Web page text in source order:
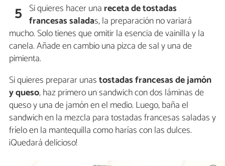
5 Si quieres hacer una receta de tostadas
francesas saladas, la preparación no variará
mucho. Solo tienes que omitir la esencia de vainilla y la
canela. Añade en cambio una pizca de sal y una de
pimienta.
Si quieres preparar unastostadas francesas de jamón
y queso, haz primero un sandwich con dos láminas de
queso y una de jamón en el medio. Luego, baña el
sandwich en la mezcla para tostadas francesas saladas y
fríelo en la mantequilla como harías con las dulces.
¡Quedará delicioso!